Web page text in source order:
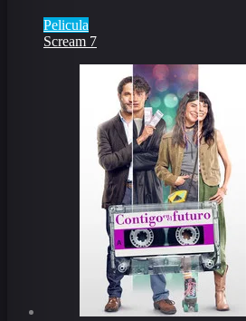
Pelicula
Scream 7